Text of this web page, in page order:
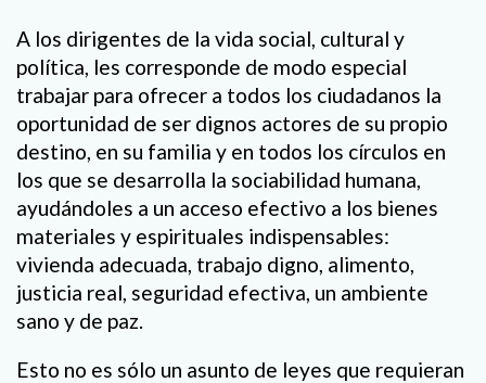
A los dirigentes de la vida social, cultural y
política, les corresponde de modo especial
trabajar para ofrecer a todos los ciudadanos la
oportunidad de ser dignos actores de su propio
destino, en su familia y en todos los círculos en
los que se desarrolla la sociabilidad humana,
ayudándoles a un acceso efectivo a los bienes
materiales y espirituales indispensables:
vivienda adecuada, trabajo digno, alimento,
justicia real, seguridad efectiva, un ambiente
sano y de paz.
Esto no es sólo un asunto de leyes que requieran